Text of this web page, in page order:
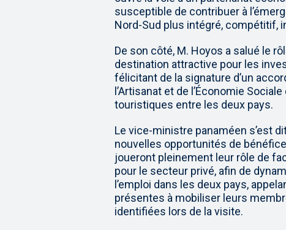
susceptible de contribuer à
Nord-Sud plus intégré, compétitif,
De son côté, M. Hoyos a salué le
destination attractive pour les
félicitant de la signature d’un
l’Artisanat et de l’Économie
touristiques entre les deux pays.
Le vice-ministre panaméen s’est
nouvelles opportunités de
joueront pleinement leur rôle de
pour le secteur privé, afin de
l’emploi dans les deux pays,
présentes à mobiliser leurs
identifiées lors de la visite.